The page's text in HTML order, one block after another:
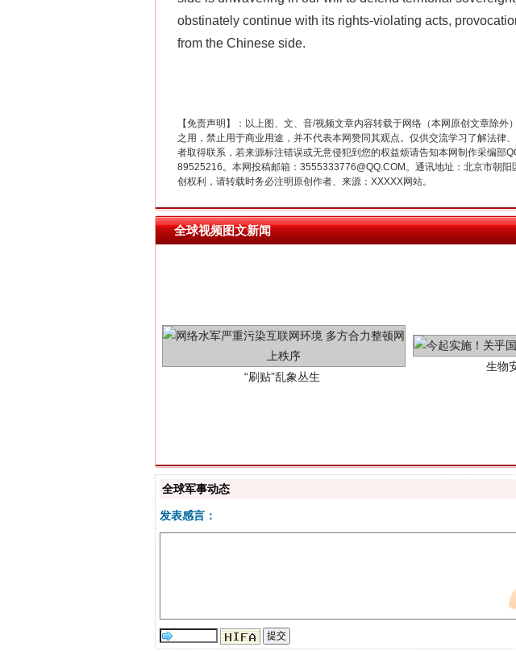
obstinately continue with its rights-violating acts,
from the Chinese side.
【免责声明】：以上图、文、音/视频文章内容转载于网络（本网原创文章除
之用，禁止用于商业用途，并不代表本网赞同其观点。仅供交流学习了解法
者取得联系，若来源标注错误或无意侵犯到您的权益烦请告知本网制作采编
89525216。本网投稿邮箱：3555333776@QQ.COM。通讯地址：北京市朝
创权利，请转载时务必注明原创作者、来源：XXXXX网站。
全球视频图文新闻
全球军事动态
发表感言：